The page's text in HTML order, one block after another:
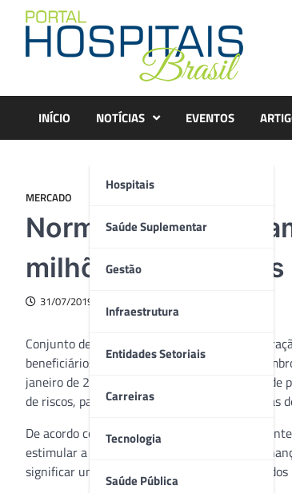
content
INÍCIO NOTÍCIAS
Hospitais
Saúde Suplementar
Gestão
Infraestrutura
Entidades Setoriais
Carreiras
Tecnologia
Saúde Pública
EVENTOS
MERCADO
Norma altera
milhões de pessoas
31/07/2019
Conjunto de mudanças causam profunda
beneficiários, segundo dados da ANS de
janeiro de 2019 – que dispõe sobre a adoção
de riscos, para fins de solvência das operadoras
De acordo com José Luiz Toro da Silva,
estimular a adoção de boas práticas de
significar um verdadeiro marco na regulação dos